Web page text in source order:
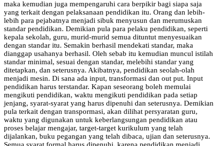
maka kemudian juga mempengaruhi cara berpikir bagi siapa saja
yang terkait dengan pelaksanaan pendidikan itu. Orang dan lebih-
lebih para pejabatnya menjadi sibuk menyusun dan merumuskan
standar pendidikan. Demikian pula para pelaku pendidikan, seperti
kepala sekolah, guru, murid-murid semua dituntut menyesuaikan
dengan standar itu. Semakin berhasil mendekati standar, maka
dianggap usahanya berhasil. Oleh sebab itu kemudian muncul istilah
standar minimal, sesuai dengan standar, melebihi standar yang
ditetapkan, dan seterusnya. Akibatnya, pendidikan seolah-olah
menjadi mesin. Di sana ada input, transformasi dan out put. Input
pendidikan harus terstandar. Kapan seseorang boleh memulai
mengikuti pendidikan, waktu mengikuti pendidikan pada setiap
jenjang, syarat-syarat yang harus dipenuhi dan seterusnya. Demikian
pula terkait dengan transpormasi, akan dilihat persyaratan guru,
waktu yang digunakan untuk keberlangsungan pendidikan atau
proses belajar mengajar, target-target kurikulum yang telah
dijalankan, buku pegangan yang telah dibaca, ujian dan seterusnya.
Semua syarat formal harus dipenuhi, karena pendidikan menjadi